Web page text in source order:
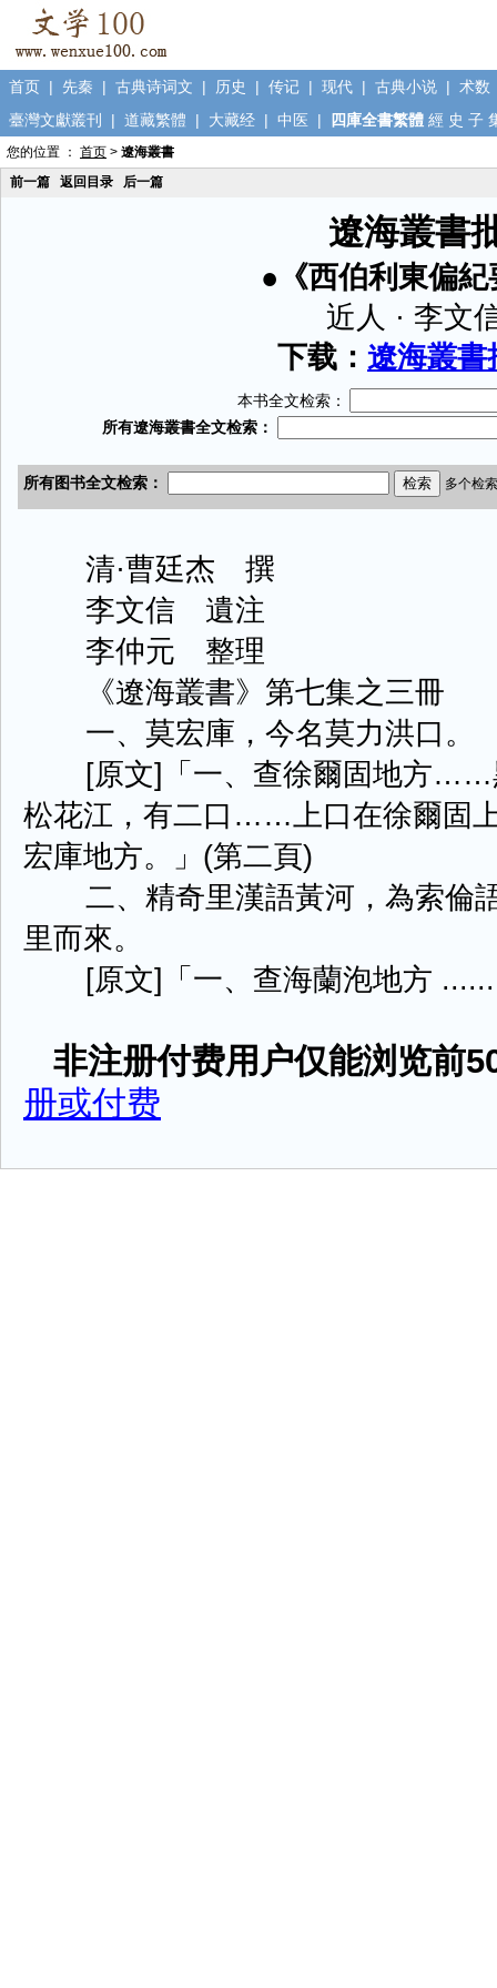
首页 | 先秦 | 古典诗词文 | 历史 | 传记 | 现代 | 古典小说 | 术数
臺灣文獻叢刊
| 道藏繁體 | 大藏经 | 中医 | 四庫全書繁體 經 史 子
您的位置 ： 首页 > 遼海叢書
前一篇
返回目录 后一篇
遼海叢書
●《西伯利東偏
近人 · 李文
下载： 遼海叢
本书全文检索：
清·曹廷杰 撰
李文信 遺注
李仲元 整理
《遼海叢書》第七集之三冊
一、莫宏庫，今名莫力洪口。
[原文]「一、查徐爾固地方……
松花江，有二口……上口在徐爾固
宏庫地方。」(第二頁)
二、精奇里漢語黃河，為索倫
里而來。
[原文]「一、查海蘭泡地方 ......
非注册付费用户仅能浏览前
册或付费